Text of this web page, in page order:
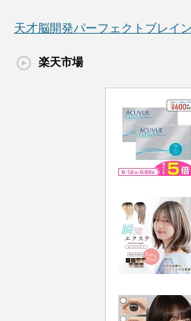
天才脳開発パーフェクトブレイ
楽天市場